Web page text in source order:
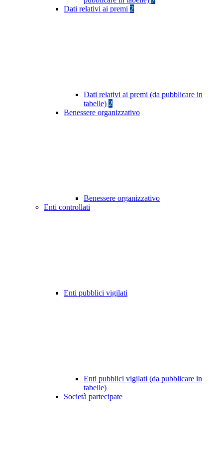
Dati relativi ai premi 2
Dati relativi ai premi (da pubblicare in
tabelle) 2
Benessere organizzativo
Benessere organizzativo
Enti controllati
Enti pubblici vigilati
Enti pubblici vigilati (da pubblicare in
tabelle)
Società partecipate